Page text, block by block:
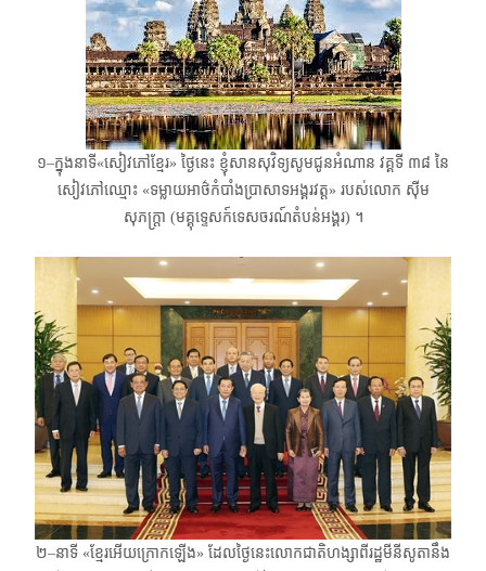
១–ក្នុងនាទី«សៀវភៅខ្មែរ» ថ្ងៃនេះ ខ្ញុំសានសុវិទ្យសូមជូនអំណាន វគ្គទី ​៣៨ នៃ
សៀវភៅឈ្មោះ «ទម្លាយអាថ៌កំបាំងប្រាសាទអង្គរវត្ត»​ របស់លោក ស៊ីម
សុភក្រ្តា (មគ្គុទ្ទេសក៍ទេសចរណ៍តំបន់អង្គរ) ។
២–នាទី «ខ្មែរអើយក្រោកឡើង» ដែលថ្ងៃនេះលោកជាតិហង្សា​ពីរដ្ឋមីនីសូតានឹង